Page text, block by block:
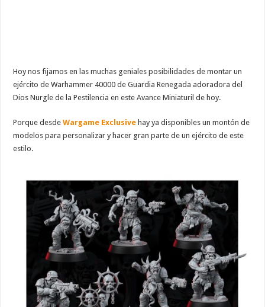
Hoy nos fijamos en las muchas geniales posibilidades de montar un
ejército de Warhammer 40000 de Guardia Renegada adoradora del
Dios Nurgle de la Pestilencia en este Avance Miniaturil de hoy.
Porque desdeWargame Exclusive hay ya disponibles un montón de
modelos para personalizar y hacer gran parte de un ejército de este
estilo.